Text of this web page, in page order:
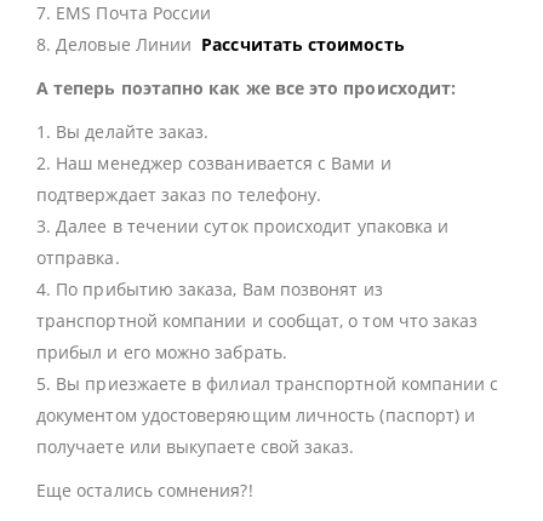
7. EMS Почта России
8. Деловые Линии Рассчитать стоимость
А теперь поэтапно как же все это происходит:
1. Вы делайте заказ.
2. Наш менеджер созванивается с Вами и
подтверждает заказ по телефону.
3. Далее в течении суток происходит упаковка и
отправка.
4. По прибытию заказа, Вам позвонят из
транспортной компании и сообщат, о том что заказ
прибыл и его можно забрать.
5. Вы приезжаете в филиал транспортной компании с
документом удостоверяющим личность (паспорт) и
получаете или выкупаете свой заказ.
Еще остались сомнения?!